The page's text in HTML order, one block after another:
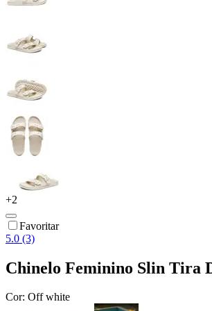
+2
Favoritar
5.0 (3)
Chinelo Feminino Slin Tira
Cor: Off white